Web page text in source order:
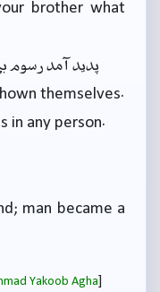
brother what
پدید آمد رسوم
themselves.
in any person.
man became a
Yakoob Agha